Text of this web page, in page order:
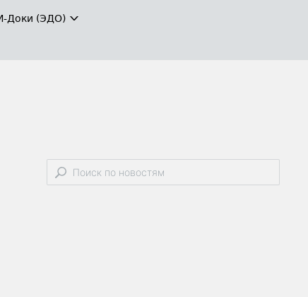
Доки (ЭДО)